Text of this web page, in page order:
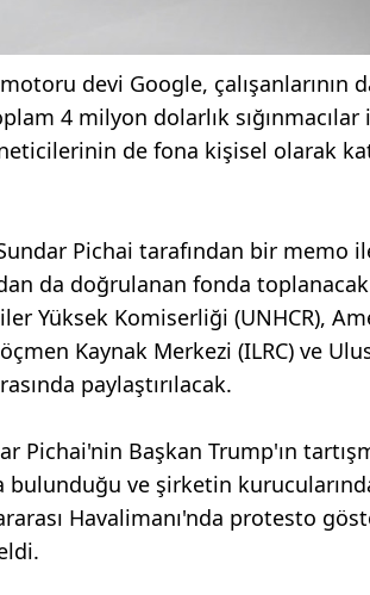
devi Google, çalışanlarının
4 milyon dolarlık
de fona kişisel olarak
Pichai tarafından bir memo
da doğrulanan fonda
Yüksek Komiserliği (UNHCR),
Kaynak Merkezi (ILRC) ve
paylaştırılacak.
Pichai'nin Başkan Trump'ın
ve şirketin
Havalimanı'nda protesto